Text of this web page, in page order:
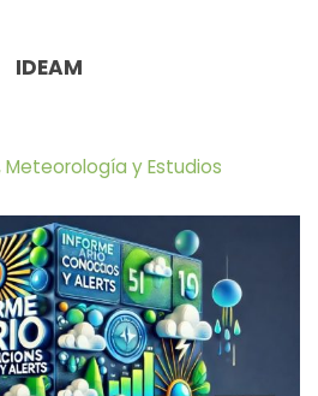
IDEAM
y Estudios